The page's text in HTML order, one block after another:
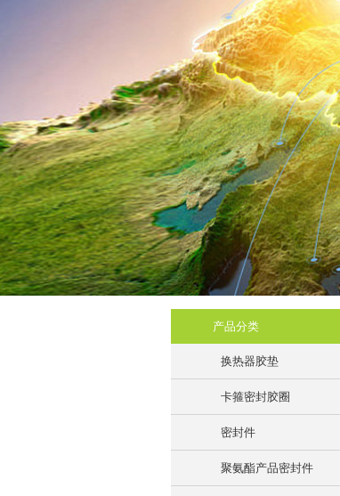
产品分类
换热器胶垫
卡箍密封胶圈
密封件
聚氨酯产品密封件